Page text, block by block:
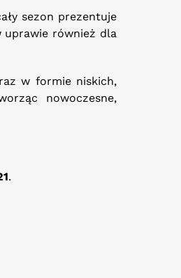
sezon prezentuje
uprawie również dla
w formie niskich,
nowoczesne,
.